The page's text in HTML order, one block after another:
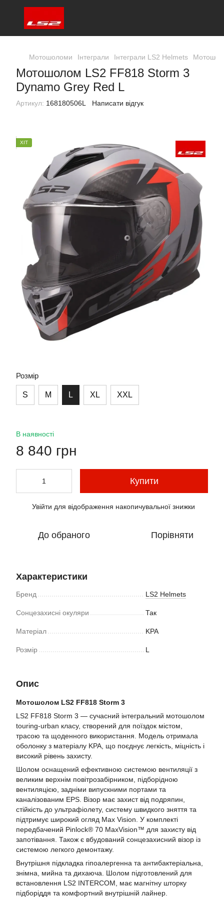
Мотошоломи Інтеграли Інтеграли LS2 Helmets
Мотошолом LS2 FF818 Storm 3
Dynamo Grey Red L
Артикул: 168180506L Написати відгук
ХІТ
Розмір
S M L XL XXL
В наявності
8 840 грн
Купити
Увійти для відображення накопичувальної знижки
До обраного Порівняти
Характеристики
Бренд LS2 Helmets
Сонцезахисні окуляри Так
Матеріал KPA
Розмір L
Опис
Мотошолом LS2 FF818 Storm 3
LS2 FF818 Storm 3 — сучасний інтегральний мотошолом
touring-urban класу, створений для поїздок містом,
трасою та щоденного використання. Модель отримала
оболонку з матеріалу KPA, що поєднує легкість, міцність і
високий рівень захисту.
Шолом оснащений ефективною системою вентиляції з
великим верхнім повітрозабірником, підборідною
вентиляцією, задніми випускними портами та
каналізованим EPS. Візор має захист від подряпин,
стійкість до ультрафіолету, систему швидкого зняття та
підтримує широкий огляд Max Vision. У комплекті
передбачений Pinlock® 70 MaxVision™ для захисту від
запотівання. Також є вбудований сонцезахисний візор із
системою легкого демонтажу.
Внутрішня підкладка гіпоалергенна та антибактеріальна,
знімна, мийна та дихаюча. Шолом підготовлений для
встановлення LS2 INTERCOM, має магнітну шторку
підборіддя та комфортний внутрішній лайнер.